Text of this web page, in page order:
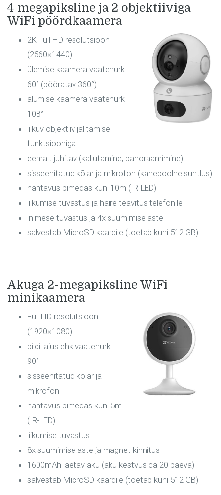
4 megapiksline ja 2 objektiiviga
WiFi pöördkaamera
2K Full HD resolutsioon
(2560×1440)
ülemise kaamera vaatenurk
60° (pööratav 360°)
alumise kaamera vaatenurk
108°
liikuv objektiiv jälitamise
funktsiooniga
eemalt juhitav (kallutamine, panoraamimine)
sisseehitatud kõlar ja mikrofon (kahepoolne suhtlus)
nähtavus pimedas kuni 10m (IR-LED)
liikumise tuvastus ja häire teavitus telefonile
inimese tuvastus ja 4x suumimise aste
salvestab MicroSD kaardile (toetab kuni 512 GB)
Akuga 2-megapiksline WiFi
minikaamera
Full HD resolutsioon
(1920×1080)
pildi laius ehk vaatenurk
90°
sisseehitatud kõlar ja
mikrofon
nähtavus pimedas kuni 5m
(IR-LED)
liikumise tuvastus
8x suumimise aste ja magnet kinnitus
1600mAh laetav aku (aku kestvus ca 20 päeva)
salvestab MicroSD kaardile (toetab kuni 512 GB)